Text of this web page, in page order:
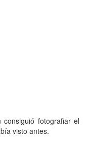
fotografiar el
visto antes.